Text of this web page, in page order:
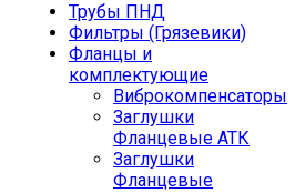
Трубы ПНД
Фильтры (Грязевики)
Фланцы и
комплектующие
Виброкомпенсаторы
Заглушки
Фланцевые АТК
Заглушки
Фланцевые